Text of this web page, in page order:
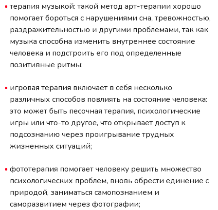
терапия музыкой: такой метод арт-терапии хорошо
помогает бороться с нарушениями сна, тревожностью,
раздражительностью и другими проблемами, так как
музыка способна изменить внутреннее состояние
человека и подстроить его под определенные
позитивные ритмы;
игровая терапия включает в себя несколько
различных способов повлиять на состояние человека:
это может быть песочная терапия, психологические
игры или что-то другое, что открывает доступ к
подсознанию через проигрывание трудных
жизненных ситуаций;
фототерапия помогает человеку решить множество
психологических проблем, вновь обрести единение с
природой, заниматься самопознанием и
саморазвитием через фотографии;